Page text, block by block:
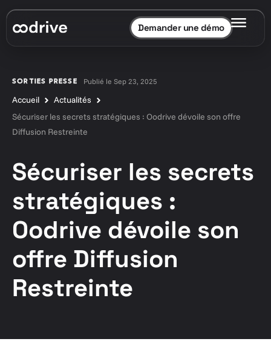
Demander une démo
SORTIES PRESSE Publié le Sep 23, 2025
Accueil
Actualités
Sécuriser les secrets stratégiques : Oodrive dévoile son offre
Diffusion Restreinte
Sécuriser les secrets
stratégiques :
Oodrive dévoile son
offre Diffusion
Restreinte